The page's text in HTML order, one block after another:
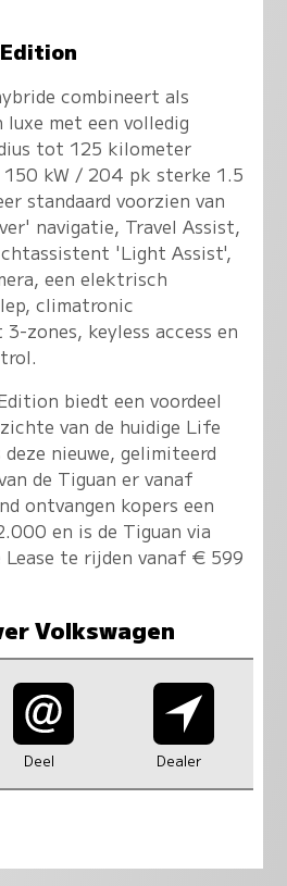
combineert als
met een volledig
tot 125 kilometer
kW / 204 pk sterke 1.5
standaard voorzien van
navigatie, Travel Assist,
'Light Assist',
een elektrisch
climatronic
zones, keyless access en
biedt een voordeel
van de huidige Life
nieuwe, gelimiteerd
de Tiguan er vanaf
ontvangen kopers een
en is de Tiguan via
Lease te rijden vanaf € 599
Volkswagen
Deel Dealer